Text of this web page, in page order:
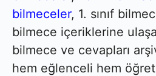
bilmeceler, 1. sınıf
bilmece içeriklerine
bilmece ve cevapları
hem eğlenceli hem